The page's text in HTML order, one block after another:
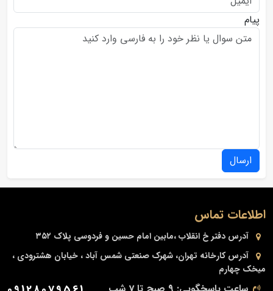
پیام
ارسال
اطلاعات تماس
آدرس دفتر خ انقلاب ،مابین امام حسین و فردوسی پلاک ۳۵۲
آدرس کارخانه تهران، شهرک صنعتی شمس آباد ، خیابان هشترودی ،
میخک چهارم